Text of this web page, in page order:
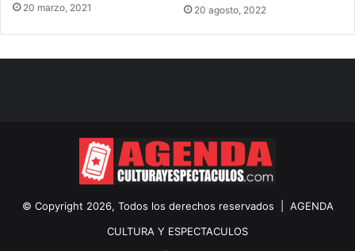
20 marzo, 2021 20 agosto, 2022
© Copyright 2026, Todos los derechos reservados | AGENDA
CULTURA Y ESPECTACULOS